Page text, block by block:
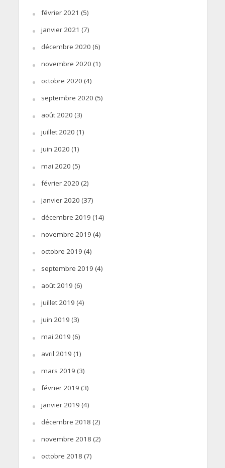
février 2021 (5)
janvier 2021 (7)
décembre 2020 (6)
novembre 2020 (1)
octobre 2020 (4)
septembre 2020 (5)
août 2020 (3)
juillet 2020 (1)
juin 2020 (1)
mai 2020 (5)
février 2020 (2)
janvier 2020 (37)
décembre 2019 (14)
novembre 2019 (4)
octobre 2019 (4)
septembre 2019 (4)
août 2019 (6)
juillet 2019 (4)
juin 2019 (3)
mai 2019 (6)
avril 2019 (1)
mars 2019 (3)
février 2019 (3)
janvier 2019 (4)
décembre 2018 (2)
novembre 2018 (2)
octobre 2018 (7)